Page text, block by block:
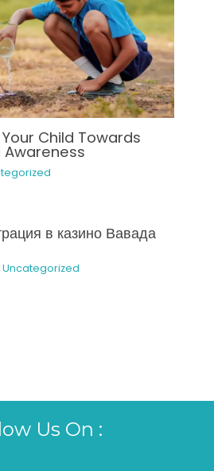
Child Towards
в казино Вавада
Uncategorized
Us On :